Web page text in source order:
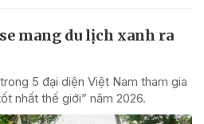
mang du lịch xanh ra
5 đại diện Việt Nam tham gia
nhất thế giới” năm 2026.